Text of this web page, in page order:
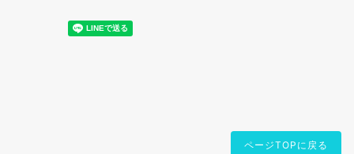
ページTOPに戻る